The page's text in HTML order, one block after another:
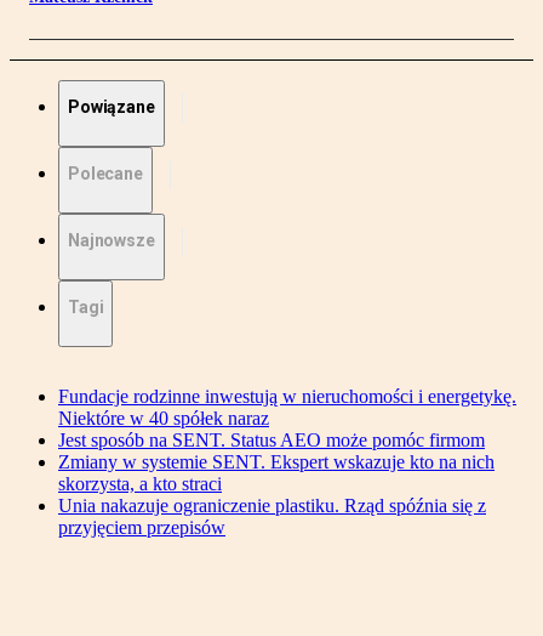
Powiązane
Polecane
Najnowsze
Tagi
Fundacje rodzinne inwestują w nieruchomości i energetykę.
Niektóre w 40 spółek naraz
Jest sposób na SENT. Status AEO może pomóc firmom
Zmiany w systemie SENT. Ekspert wskazuje kto na nich
skorzysta, a kto straci
Unia nakazuje ograniczenie plastiku. Rząd spóźnia się z
przyjęciem przepisów